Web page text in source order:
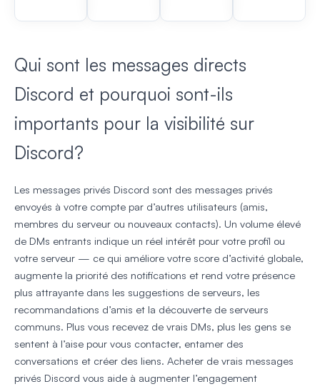
Qui sont les messages directs
Discord et pourquoi sont-ils
importants pour la visibilité sur
Discord?
Les messages privés Discord sont des messages privés
envoyés à votre compte par d’autres utilisateurs (amis,
membres du serveur ou nouveaux contacts). Un volume élevé
de DMs entrants indique un réel intérêt pour votre profil ou
votre serveur — ce qui améliore votre score d’activité globale,
augmente la priorité des notifications et rend votre présence
plus attrayante dans les suggestions de serveurs, les
recommandations d’amis et la découverte de serveurs
communs. Plus vous recevez de vrais DMs, plus les gens se
sentent à l’aise pour vous contacter, entamer des
conversations et créer des liens. Acheter de vrais messages
privés Discord vous aide à augmenter l’engagement